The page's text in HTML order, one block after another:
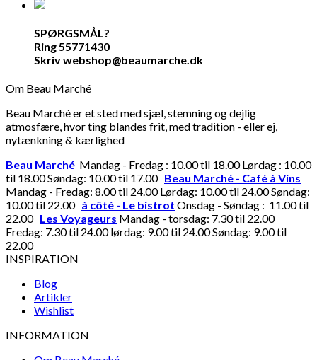
SPØRGSMÅL?
Ring 55771430
Skriv webshop@beaumarche.dk
Om Beau Marché
Beau Marché er et sted med sjæl, stemning og dejlig
atmosfære, hvor ting blandes frit, med tradition - eller ej,
nytænkning & kærlighed
Beau Marché Mandag - Fredag : 10.00 til 18.00 Lørdag : 10.00
til 18.00 Søndag: 10.00 til 17.00 Beau Marché - Café à Vins
Mandag - Fredag: 8.00 til 24.00 Lørdag: 10.00 til 24.00 Søndag:
10.00 til 22.00 à côté - Le bistrot Onsdag - Søndag : 11.00 til
22.00 Les Voyageurs Mandag - torsdag: 7.30 til 22.00
Fredag: 7.30 til 24.00 lørdag: 9.00 til 24.00 Søndag: 9.00 til
22.00
INSPIRATION
Blog
Artikler
Wishlist
INFORMATION